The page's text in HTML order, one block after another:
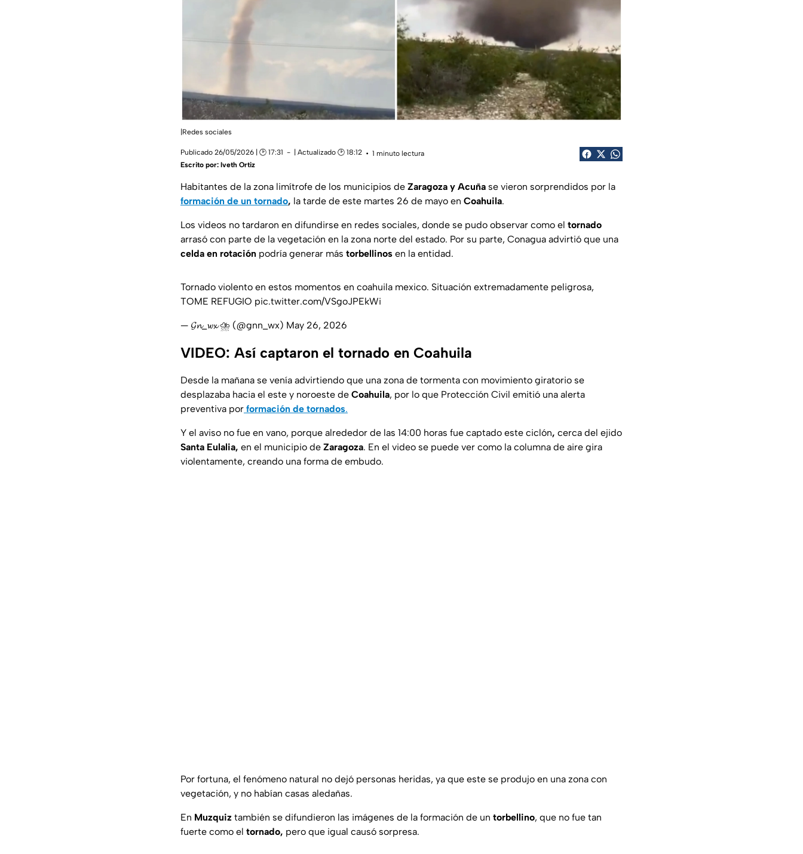
|Redes sociales
Publicado 26/05/2026 | 🕑 17:31 | Actualizado 🕑 18:12
1 minuto lectura
Escrito por: Iveth Ortiz
Habitantes de la zona limítrofe de los municipios de Zaragoza y Acuña se vieron sorprendidos por la
formación de un tornado, la tarde de este martes 26 de mayo en Coahuila.
Los videos no tardaron en difundirse en redes sociales, donde se pudo observar como el tornado
arrasó con parte de la vegetación en la zona norte del estado. Por su parte, Conagua advirtió que una
celda en rotación podría generar más torbellinos en la entidad.
Tornado violento en estos momentos en coahuila mexico. Situación extremadamente peligrosa,
TOME REFUGIO pic.twitter.com/VSgoJPEkWi
— 𝓖𝓷_𝔀𝔁 ⛈ (@gnn_wx) May 26, 2026
VIDEO: Así captaron el tornado en Coahuila
Desde la mañana se venía advirtiendo que una zona de tormenta con movimiento giratorio se
desplazaba hacia el este y noroeste de Coahuila, por lo que Protección Civil emitió una alerta
preventiva por formación de tornados.
Y el aviso no fue en vano, porque alrededor de las 14:00 horas fue captado este ciclón, cerca del ejido
Santa Eulalia, en el municipio de Zaragoza. En el video se puede ver como la columna de aire gira
violentamente, creando una forma de embudo.
Por fortuna, el fenómeno natural no dejó personas heridas, ya que este se produjo en una zona con
vegetación, y no habían casas aledañas.
En Muzquiz también se difundieron las imágenes de la formación de un torbellino, que no fue tan
fuerte como el tornado, pero que igual causó sorpresa.